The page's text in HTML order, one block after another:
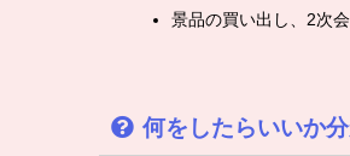
景品の買い出し、2次
何をしたらいいか